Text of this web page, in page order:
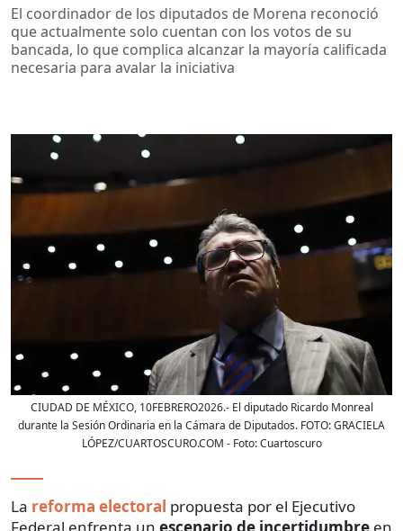
El coordinador de los diputados de Morena reconoció
que actualmente solo cuentan con los votos de su
bancada, lo que complica alcanzar la mayoría calificada
necesaria para avalar la iniciativa
CIUDAD DE MÉXICO, 10FEBRERO2026.- El diputado Ricardo Monreal
durante la Sesión Ordinaria en la Cámara de Diputados. FOTO: GRACIELA
LÓPEZ/CUARTOSCURO.COM - Foto:Cuartoscuro
La reforma electoral propuesta por el Ejecutivo
Federal enfrenta un escenario de incertidumbre en